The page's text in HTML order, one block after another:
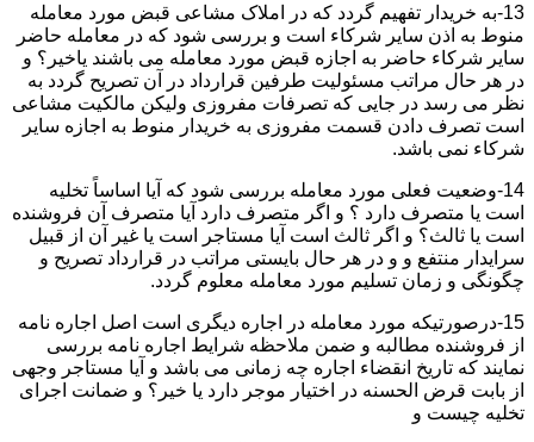
13-به خریدار تفهیم گردد که در املاک مشاعی قبض مورد معامله
منوط به اذن سایر شرکاء است و بررسی شود که در معامله حاضر
سایر شرکاء حاضر به اجازه قبض مورد معامله می باشند یاخیر؟ و
در هر حال مراتب مسئولیت طرفین قرارداد در آن تصریح گردد به
نظر می رسد در جایی که تصرفات مفروزی ولیکن مالکیت مشاعی
است تصرف دادن قسمت مفروزی به خریدار منوط به اجازه سایر
شرکاء نمی باشد.
14-وضعیت فعلی مورد معامله بررسی شود که آیا اساساً تخلیه
است یا متصرف دارد ؟ و اگر متصرف دارد آیا متصرف آن فروشنده
است یا ثالث؟ و اگر ثالث است آیا مستاجر است یا غیر آن از قبیل
سرایدار منتفع و و در هر حال بایستی مراتب در قرارداد تصریح و
چگونگی و زمان تسلیم مورد معامله معلوم گردد.
15-درصورتیکه مورد معامله در اجاره دیگری است اصل اجاره نامه
از فروشنده مطالبه و ضمن ملاحظه شرایط اجاره نامه بررسی
نمایند که تاریخ انقضاء اجاره چه زمانی می باشد و آیا مستاجر وجهی
از بابت قرض الحسنه در اختیار موجر دارد یا خیر؟ و ضمانت اجرای
تخلیه چیست و